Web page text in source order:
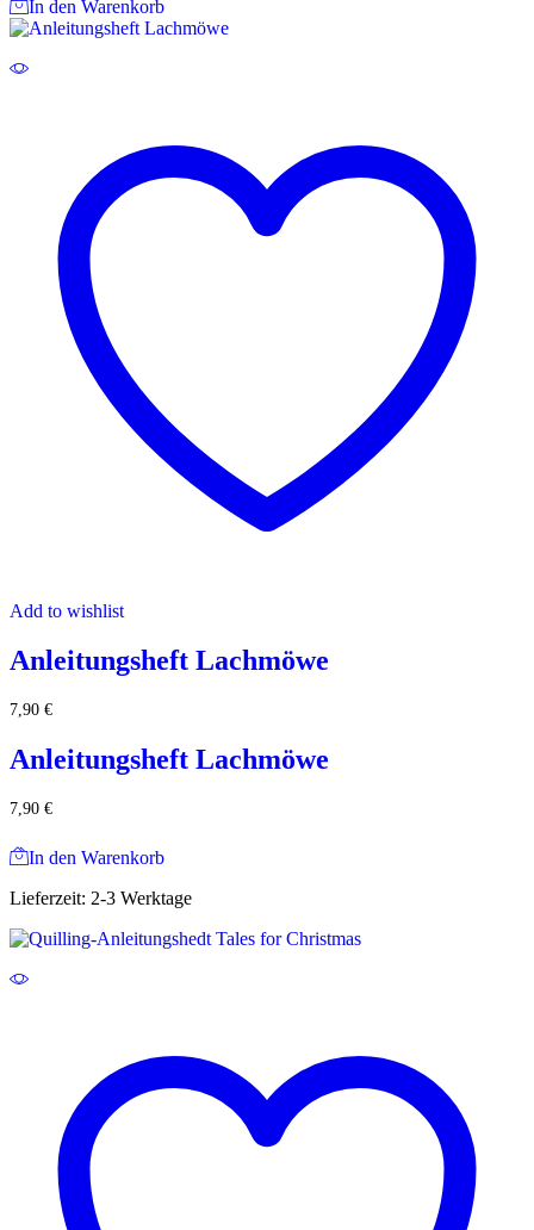
In den Warenkorb
Add to wishlist
Anleitungsheft Lachmöwe
7,90 €
Anleitungsheft Lachmöwe
7,90 €
In den Warenkorb
Lieferzeit: 2-3 Werktage